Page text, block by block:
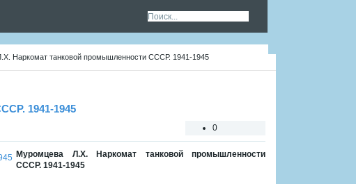
Наркомат танковой промышленности СССР. 1941-1945
1941-1945
0
Муромцева Л.Х. Наркомат танковой промышленности
СССР. 1941-1945